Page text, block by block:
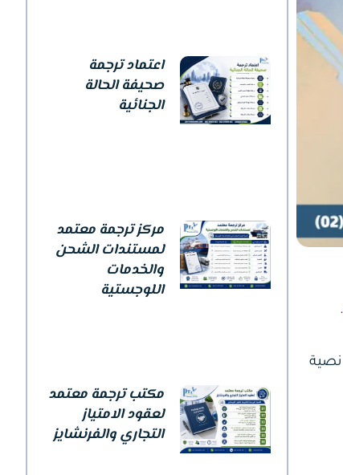
اعتماد ترجمة
صحيفة الحالة
الجنائية
مركز ترجمة معتمد
لمستندات الشحن
والخدمات
اللوجستية
مكتب ترجمة معتمد
لعقود الامتياز
التجاري والفرنشايز
نصية